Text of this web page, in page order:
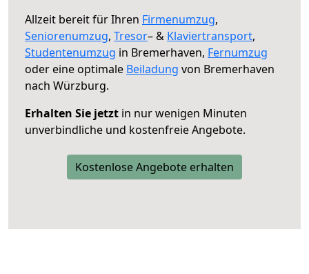
Allzeit bereit für Ihren Firmenumzug,
Seniorenumzug, Tresor– & Klaviertransport,
Studentenumzug in Bremerhaven, Fernumzug
oder eine optimale Beiladung von Bremerhaven
nach Würzburg.
Erhalten Sie jetzt in nur wenigen Minuten
unverbindliche und kostenfreie Angebote.
Kostenlose Angebote erhalten